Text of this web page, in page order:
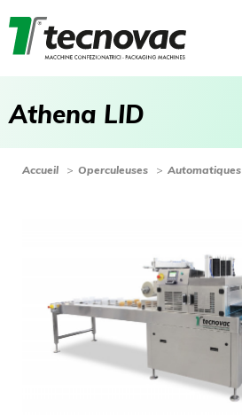
au
contenu
Athena LID
You
Accueil Operculeuses Automatiques
E
i